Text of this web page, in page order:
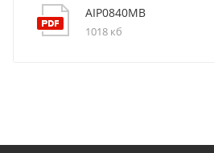
AIP0840MB
1018 кб